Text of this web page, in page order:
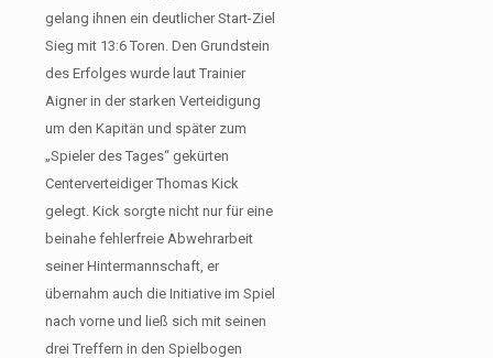
gelang ihnen ein deutlicher Start-Ziel
Sieg mit 13:6 Toren. Den Grundstein
des Erfolges wurde laut Trainier
Aigner in der starken Verteidigung
um den Kapitän und später zum
„Spieler des Tages“ gekürten
Centerverteidiger Thomas Kick
gelegt. Kick sorgte nicht nur für eine
beinahe fehlerfreie Abwehrarbeit
seiner Hintermannschaft, er
übernahm auch die Initiative im Spiel
nach vorne und ließ sich mit seinen
drei Treffern in den Spielbogen